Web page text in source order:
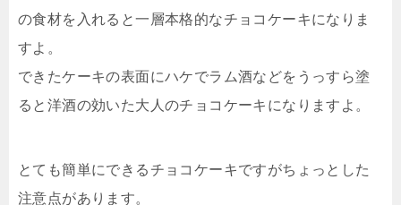
の食材を入れると一層本格的なチョコケーキになりま
すよ。
できたケーキの表面にハケでラム酒などをうっすら塗
ると洋酒の効いた大人のチョコケーキになりますよ。
とても簡単にできるチョコケーキですがちょっとした
注意点があります。